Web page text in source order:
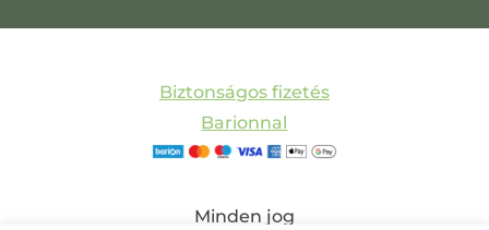
Biztonságos fizetés
Barionnal
Minden jog